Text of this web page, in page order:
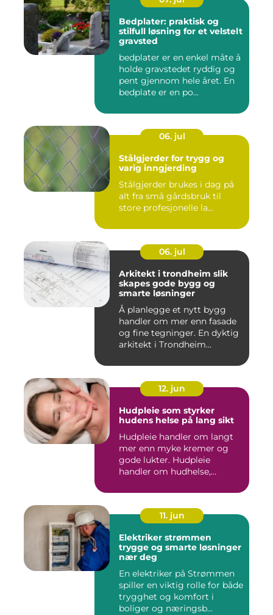
Bedplater: praktisk og
stilfull løsning for et velstelt
gravsted
bedplater er en enkel måte å
holde gravstedet ryddig og
pent gjennom hele året. En
bedplate er en po...
06. jul
Stålgjerder for trygg og
varig inngjerding
Stålgjerder brukes i dag på
alt fra små gårdsbruk til
store profesjonelle la...
06. jul
Arkitekt i trondheim slik
skapes gode bygg og
smarte løsninger
Å planlegge et nytt bygg
handler om mer enn fasade
og fine tegninger. En dyktig
arkitekt i Trondheim...
12. jun
Hudpleie som styrker
hudens helse på lang sikt
Hudpleie handler om langt
mer enn myke kremer og
gode lukter. Hudpleie
handler om hudhelse,
11. jun
Elektriker strømmen
trygge og smarte løsninger
nær deg
En elektriker på Strømmen
spiller en viktig rolle for både
trygghet og komfort i
boliger og næringsb...